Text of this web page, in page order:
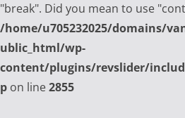
"break". Did you mean to use
/home/u705232025/domains/
ublic_html/wp-
content/plugins/revslider/
p on line2855